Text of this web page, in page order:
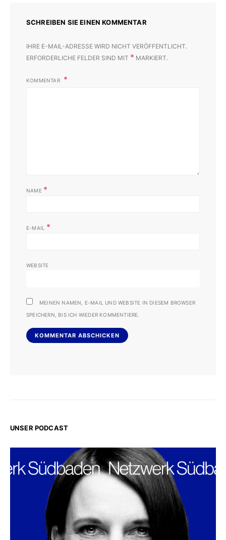
SCHREIBEN SIE EINEN KOMMENTAR
IHRE E-MAIL-ADRESSE WIRD NICHT VERÖFFENTLICHT.
ERFORDERLICHE FELDER SIND MIT * MARKIERT.
KOMMENTAR
NAME *
E-MAIL *
WEBSITE
MEINEN NAMEN, E-MAIL UND WEBSITE IN DIESEM BROWSER
SPEICHERN, BIS ICH WIEDER KOMMENTIERE.
UNSER PODCAST